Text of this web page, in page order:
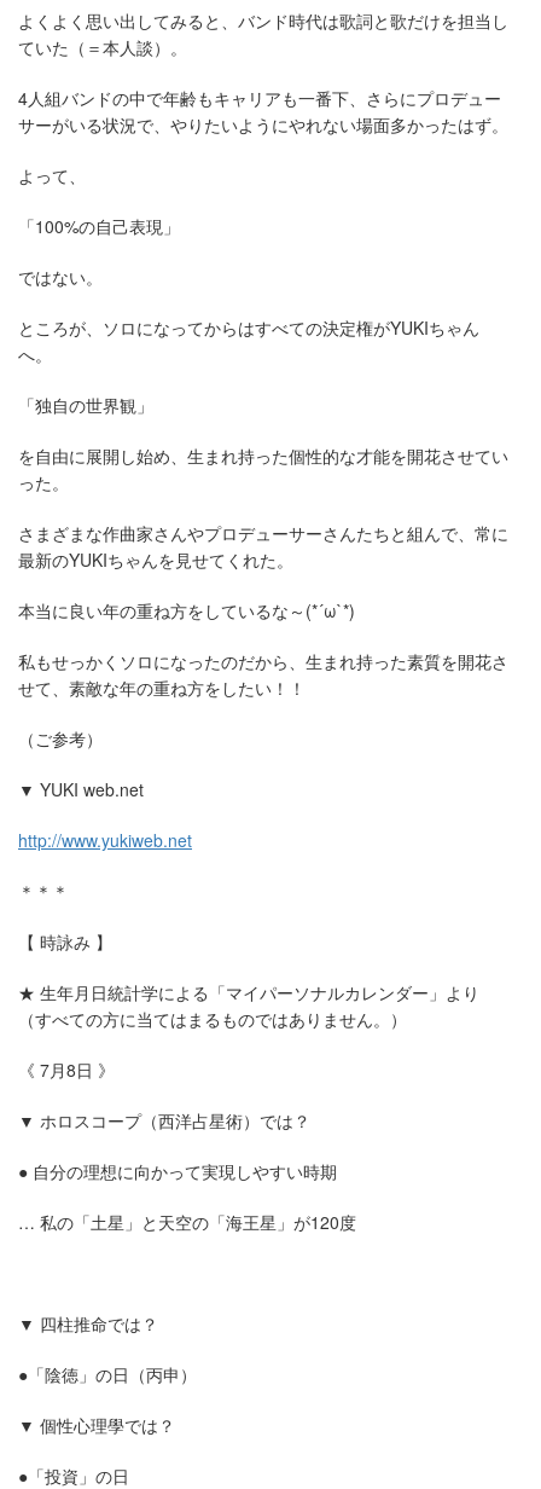
よくよく思い出してみると、バンド時代は歌詞と歌だけを担当し
ていた（＝本人談）。
4人組バンドの中で年齢もキャリアも一番下、さらにプロデュー
サーがいる状況で、やりたいようにやれない場面多かったはず。
よって、
「100%の自己表現」
ではない。
ところが、ソロになってからはすべての決定権がYUKIちゃん
へ。
「独自の世界観」
を自由に展開し始め、生まれ持った個性的な才能を開花させてい
った。
さまざまな作曲家さんやプロデューサーさんたちと組んで、常に
最新のYUKIちゃんを見せてくれた。
本当に良い年の重ね方をしているな～ (*´ω`*)
私もせっかくソロになったのだから、生まれ持った素質を開花さ
せて、素敵な年の重ね方をしたい！！
（ご参考）
▼ YUKI web.net
http://www.yukiweb.net
＊＊＊
【 時詠み 】
★ 生年月日統計学による「マイパーソナルカレンダー」より
（すべての方に当てはまるものではありません。）
《 7月8日 》
▼ ホロスコープ（西洋占星術）では？
● 自分の理想に向かって実現しやすい時期
… 私の「土星」と天空の「海王星」が120度
▼ 四柱推命では？
● 「陰徳」の日（丙申）
▼ 個性心理學では？
● 「投資」の日